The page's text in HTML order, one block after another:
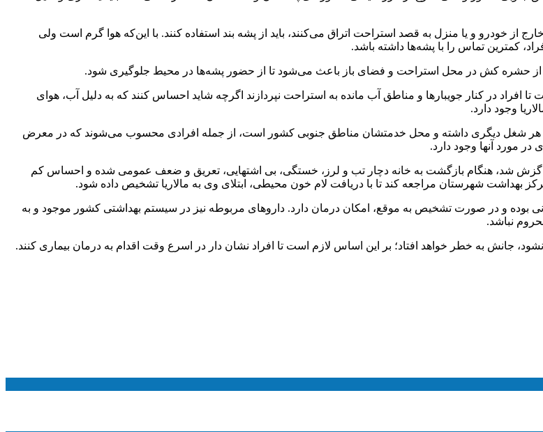
از خودرو و یا منزل به قصد استراحت اتراق می‌کنند، باید از پشه بند استفاده کنند. با این‌که هوا گرم است ولی
کمترین تماس را با پشه‌ها داشته باشد.
از حشره کش در محل استراحت و فضای باز باعث می‌شود تا از حضور پشه‌ها در محیط جلوگیری شود.
افراد در کنار جویبارها و مناطق آب مانده به استراحت نپردازند اگرچه شاید احساس کنند که به دلیل آب، هوای
وجود دارد.
هر شغل دیگری داشته و محل خدمتشان مناطق جنوبی کشور است، از جمله افرادی محسوب می‌شوند که در معرض
مورد آنها وجود دارد.
شد، هنگام بازگشت به خانه دچار تب و لرز، خستگی، بی اشتهایی، تعریق و ضعف عمومی شده و احساس کم
بهداشت شهرستان مراجعه کند تا با دریافت لام خون محیطی، ابتلای وی به مالاریا تشخیص داده شود.
بوده و در صورت تشخیص به موقع، امکان درمان دارد. داروهای مربوطه نیز در سیستم بهداشتی کشور موجود و به
نباشد.
جانش به خطر خواهد افتاد؛ بر این اساس لازم است تا افراد نشان دار در اسرع وقت اقدام به درمان بیماری کنند.